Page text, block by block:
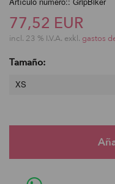
77,52 EUR
incl. 23 % I.V.A. exkl. gastos
Tamaño:
XS